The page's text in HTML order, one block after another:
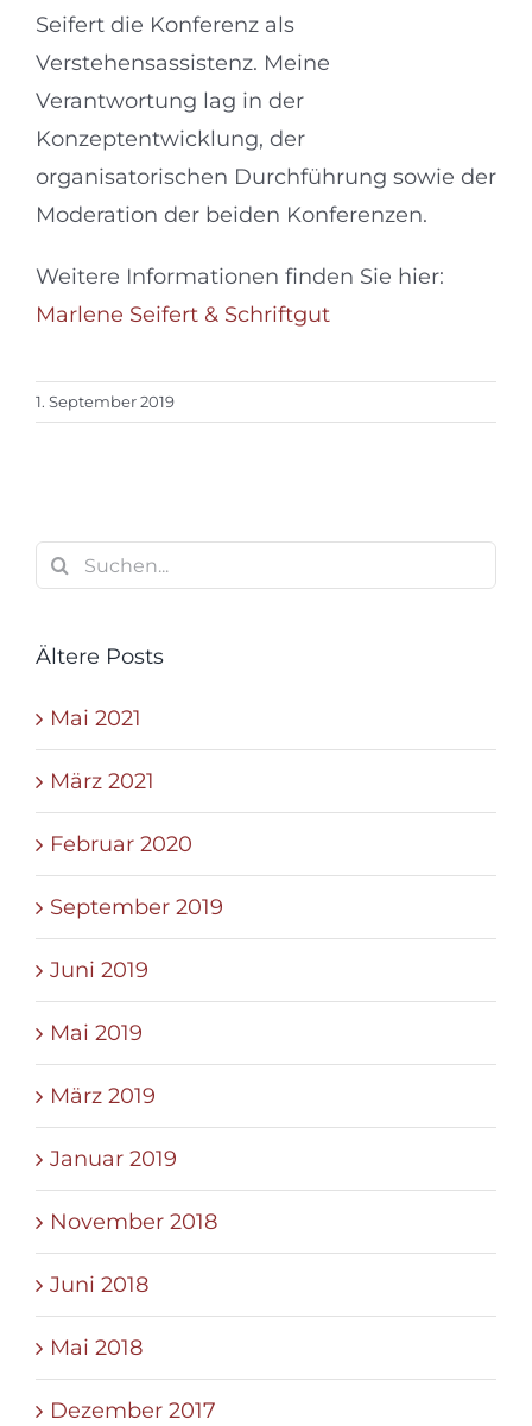
Seifert die Konferenz als
Verstehensassistenz. Meine
Verantwortung lag in der
Konzeptentwicklung, der
organisatorischen Durchführung sowie der
Moderation der beiden Konferenzen.
Weitere Informationen finden Sie hier:
Marlene Seifert & Schriftgut
1. September 2019
Suche
nach:
Ältere Posts
Mai 2021
März 2021
Februar 2020
September 2019
Juni 2019
Mai 2019
März 2019
Januar 2019
November 2018
Juni 2018
Mai 2018
Dezember 2017